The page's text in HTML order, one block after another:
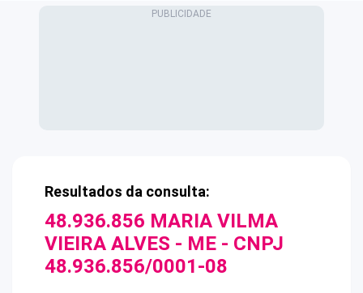
Resultados da consulta:
48.936.856 MARIA VILMA
VIEIRA ALVES - ME - CNPJ
48.936.856/0001-08